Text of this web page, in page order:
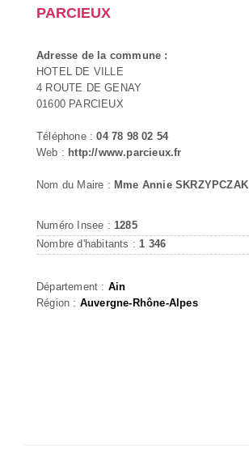
PARCIEUX
Adresse de la commune :
HOTEL DE VILLE
4 ROUTE DE GENAY
01600 PARCIEUX
Téléphone :04 78 98 02 54
Web : http://www.parcieux.fr
Nom du Maire : Mme Annie SKRZYPCZAK
Numéro Insee : 1285
Nombre d'habitants : 1 346
Département : Ain
Région : Auvergne-Rhône-Alpes